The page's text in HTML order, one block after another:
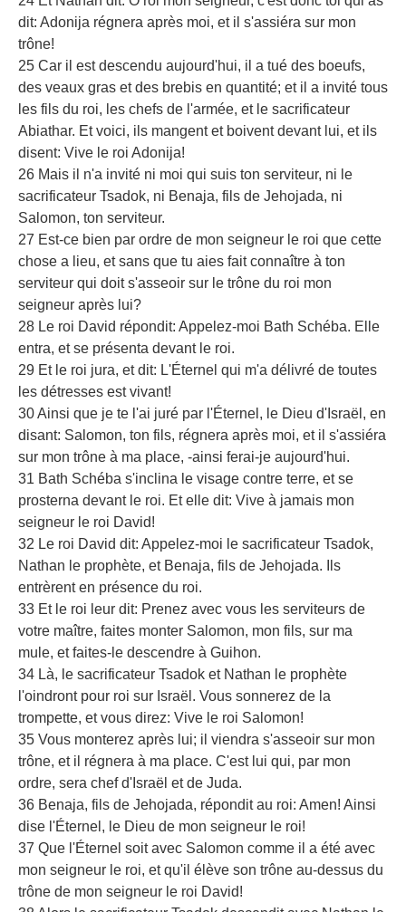
dit: Adonija régnera après moi, et il s'assiéra sur mon
trône!
25 Car il est descendu aujourd'hui, il a tué des boeufs,
des veaux gras et des brebis en quantité; et il a invité tous
les fils du roi, les chefs de l'armée, et le sacrificateur
Abiathar. Et voici, ils mangent et boivent devant lui, et ils
disent: Vive le roi Adonija!
26 Mais il n'a invité ni moi qui suis ton serviteur, ni le
sacrificateur Tsadok, ni Benaja, fils de Jehojada, ni
Salomon, ton serviteur.
27 Est-ce bien par ordre de mon seigneur le roi que cette
chose a lieu, et sans que tu aies fait connaître à ton
serviteur qui doit s'asseoir sur le trône du roi mon
seigneur après lui?
28 Le roi David répondit: Appelez-moi Bath Schéba. Elle
entra, et se présenta devant le roi.
29 Et le roi jura, et dit: L'Éternel qui m'a délivré de toutes
les détresses est vivant!
30 Ainsi que je te l'ai juré par l'Éternel, le Dieu d'Israël, en
disant: Salomon, ton fils, régnera après moi, et il s'assiéra
sur mon trône à ma place, -ainsi ferai-je aujourd'hui.
31 Bath Schéba s'inclina le visage contre terre, et se
prosterna devant le roi. Et elle dit: Vive à jamais mon
seigneur le roi David!
32 Le roi David dit: Appelez-moi le sacrificateur Tsadok,
Nathan le prophète, et Benaja, fils de Jehojada. Ils
entrèrent en présence du roi.
33 Et le roi leur dit: Prenez avec vous les serviteurs de
votre maître, faites monter Salomon, mon fils, sur ma
mule, et faites-le descendre à Guihon.
34 Là, le sacrificateur Tsadok et Nathan le prophète
l'oindront pour roi sur Israël. Vous sonnerez de la
trompette, et vous direz: Vive le roi Salomon!
35 Vous monterez après lui; il viendra s'asseoir sur mon
trône, et il régnera à ma place. C'est lui qui, par mon
ordre, sera chef d'Israël et de Juda.
36 Benaja, fils de Jehojada, répondit au roi: Amen! Ainsi
dise l'Éternel, le Dieu de mon seigneur le roi!
37 Que l'Éternel soit avec Salomon comme il a été avec
mon seigneur le roi, et qu'il élève son trône au-dessus du
trône de mon seigneur le roi David!